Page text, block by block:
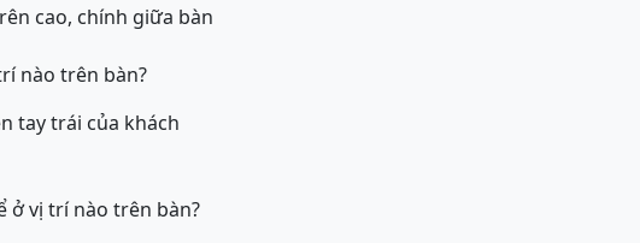
cao, chính giữa bàn
nào trên bàn?
tay trái của khách
ở vị trí nào trên bàn?